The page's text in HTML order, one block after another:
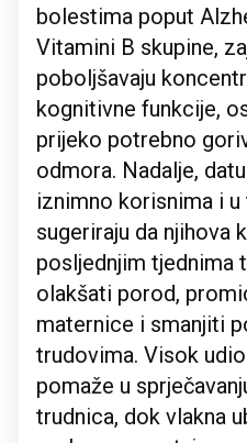
bolestima poput
Vitamini B skupine,
poboljšavaju
kognitivne funkcije,
prijeko potrebno
odmora. Nadalje,
iznimno korisnima i
sugeriraju da njihova
posljednjim tjednima
olakšati porod,
maternice i smanjiti
trudovima. Visok
pomaže u
trudnica, dok vlakna